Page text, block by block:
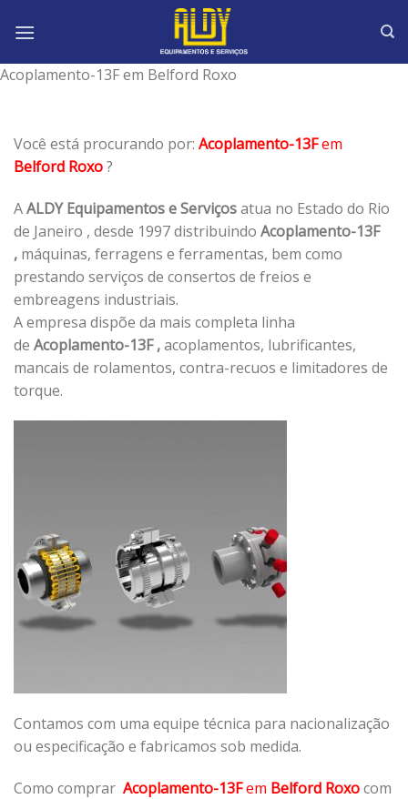
Acoplamento-13F em Belford Roxo
Você está procurando por: Acoplamento-13Fem
Belford Roxo?
AALDY Equipamentos e Serviçosatua no Estado do Rio
de Janeiro , desde 1997 distribuindo Acoplamento-13F
, máquinas, ferragens e ferramentas, bem como
prestando serviços de consertos de freios e
embreagens industriais.
A empresa dispõe da mais completa linha
de Acoplamento-13F ,acoplamentos, lubrificantes,
mancais de rolamentos, contra-recuos e limitadores de
torque.
Contamos com uma equipe técnica para nacionalização
ou especificação e fabricamos sob medida.
Como comprar Acoplamento-13Fem Belford Roxocom